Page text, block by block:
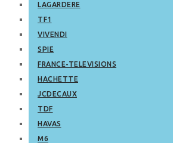
LAGARDERE
TF1
VIVENDI
SPIE
FRANCE-TELEVISIONS
HACHETTE
JCDECAUX
TDF
HAVAS
M6